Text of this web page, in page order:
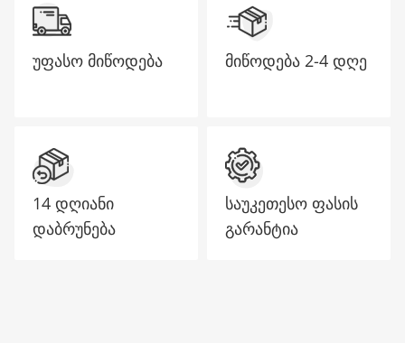
უფასო მიწოდება
14 დღიანი
დაბრუნება
მიწოდება 2-4 დღე
საუკეთესო ფასის
გარანტია